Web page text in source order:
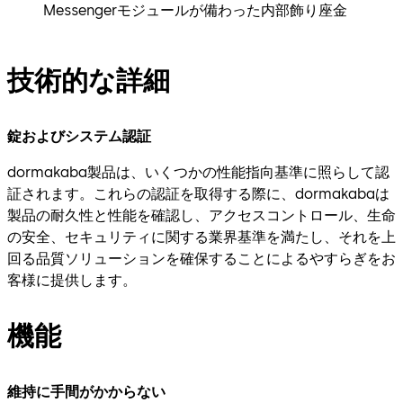
Messengerモジュールが備わった内部飾り座金
技術的な詳細
錠およびシステム認証
dormakaba製品は、いくつかの性能指向基準に照らして認
証されます。これらの認証を取得する際に、dormakabaは
製品の耐久性と性能を確認し、アクセスコントロール、生命
の安全、セキュリティに関する業界基準を満たし、それを上
回る品質ソリューションを確保することによるやすらぎをお
客様に提供します。
機能
維持に手間がかからない